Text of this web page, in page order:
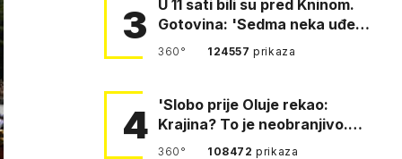
3
U 11 sati bili su pred Kninom.
Gotovina: 'Sedma neka uđe,
4. gardijska neka g…
360° 124557prikaza
4
'Slobo prije Oluje rekao:
Krajina? To je neobranjivo.
Tuđmana zvao Krivousti'
360° 108472prikaza